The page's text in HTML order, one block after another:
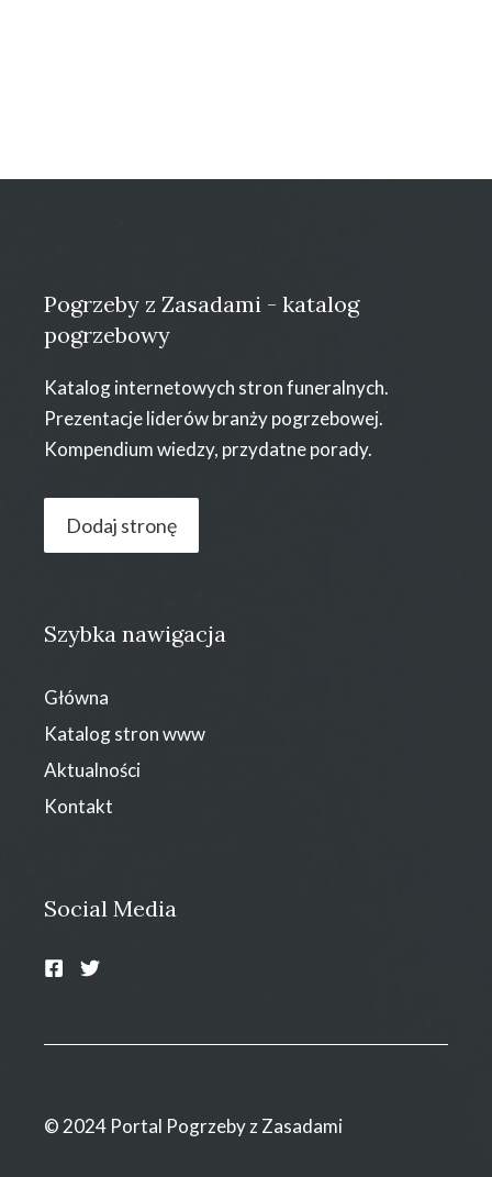
Pogrzeby z Zasadami - katalog
pogrzebowy
Katalog internetowych stron funeralnych.
Prezentacje liderów branży pogrzebowej.
Kompendium wiedzy, przydatne porady.
Dodaj stronę
Szybka nawigacja
Główna
Katalog stron www
Aktualności
Kontakt
Social Media
© 2024 Portal Pogrzeby z Zasadami